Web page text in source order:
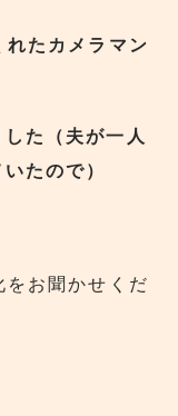
たカメラマン
た（夫が一人
たので）
お聞かせくだ